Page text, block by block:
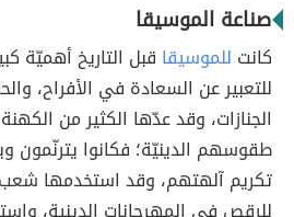
صناعة الموسيقا
كانت للموسيقا قبل التاريخ أهميّة
للتعبير عن السعادة في الأفراح،
الجنازات، وقد عدّها الكثير من
طقوسهم الدينيّة؛ فكانوا يترنّمون
تكريم آلهتهم، وقد استخدمها